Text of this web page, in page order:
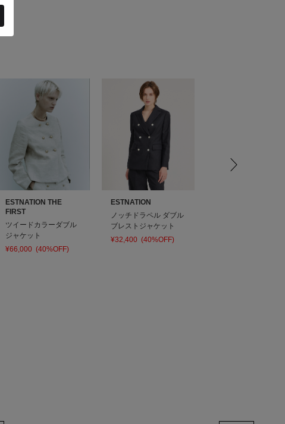
ESTNATION THE
FIRST
ツイードカラーダブル
ジャケット
¥66,000 (40%OFF)
ESTNATION
ノッチドラペル ダブル
ブレストジャケット
¥32,400 (40%OFF)